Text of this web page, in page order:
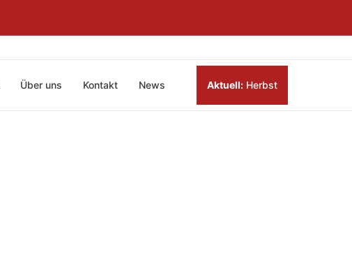
Über uns Kontakt News Aktuell: Herbst